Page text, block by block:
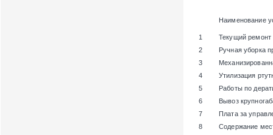
Наименование
1
Текущий ремонт
2
Ручная уборка
3
4
Утилизация
5
Работы по
6
Вывоз
7
Плата за
8
Содержание